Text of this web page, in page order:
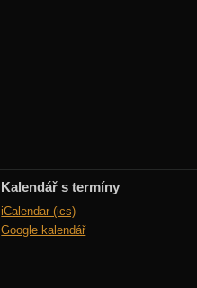
Kalendář s termíny
iCalendar (ics)
Google kalendář